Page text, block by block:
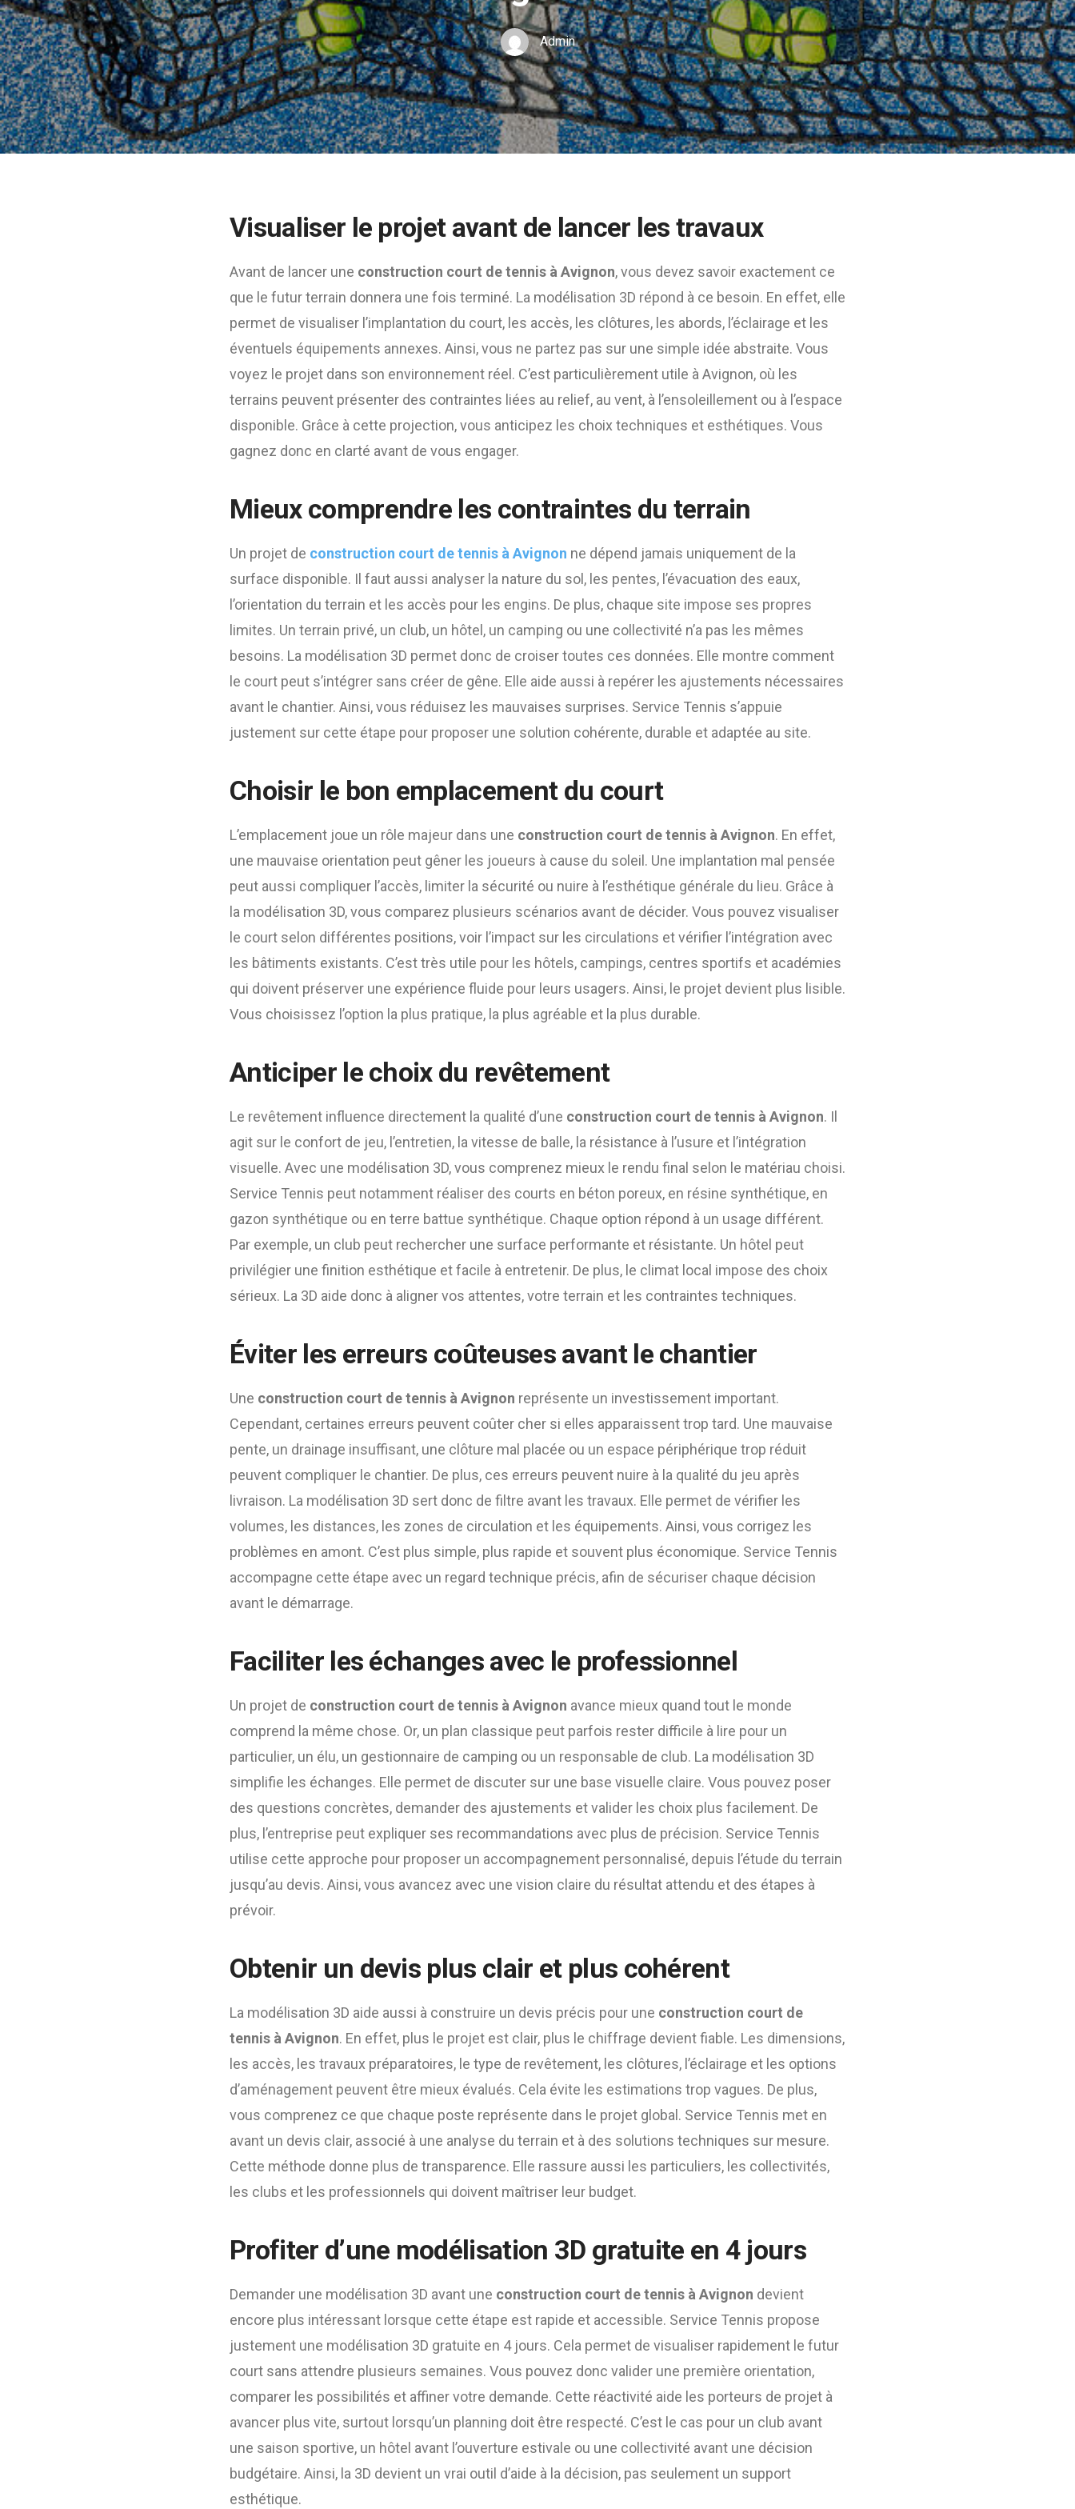
Admin
Visualiser le projet avant de lancer les travaux
Avant de lancer une construction court de tennis à Avignon, vous devez savoir exactement ce
que le futur terrain donnera une fois terminé. La modélisation 3D répond à ce besoin. En effet, elle
permet de visualiser l’implantation du court, les accès, les clôtures, les abords, l’éclairage et les
éventuels équipements annexes. Ainsi, vous ne partez pas sur une simple idée abstraite. Vous
voyez le projet dans son environnement réel. C’est particulièrement utile à Avignon, où les
terrains peuvent présenter des contraintes liées au relief, au vent, à l’ensoleillement ou à l’espace
disponible. Grâce à cette projection, vous anticipez les choix techniques et esthétiques. Vous
gagnez donc en clarté avant de vous engager.
Mieux comprendre les contraintes du terrain
Un projet de construction court de tennis à Avignon ne dépend jamais uniquement de la
surface disponible. Il faut aussi analyser la nature du sol, les pentes, l’évacuation des eaux,
l’orientation du terrain et les accès pour les engins. De plus, chaque site impose ses propres
limites. Un terrain privé, un club, un hôtel, un camping ou une collectivité n’a pas les mêmes
besoins. La modélisation 3D permet donc de croiser toutes ces données. Elle montre comment
le court peut s’intégrer sans créer de gêne. Elle aide aussi à repérer les ajustements nécessaires
avant le chantier. Ainsi, vous réduisez les mauvaises surprises. Service Tennis s’appuie
justement sur cette étape pour proposer une solution cohérente, durable et adaptée au site.
Choisir le bon emplacement du court
L’emplacement joue un rôle majeur dans une construction court de tennis à Avignon. En effet,
une mauvaise orientation peut gêner les joueurs à cause du soleil. Une implantation mal pensée
peut aussi compliquer l’accès, limiter la sécurité ou nuire à l’esthétique générale du lieu. Grâce à
la modélisation 3D, vous comparez plusieurs scénarios avant de décider. Vous pouvez visualiser
le court selon différentes positions, voir l’impact sur les circulations et vérifier l’intégration avec
les bâtiments existants. C’est très utile pour les hôtels, campings, centres sportifs et académies
qui doivent préserver une expérience fluide pour leurs usagers. Ainsi, le projet devient plus lisible.
Vous choisissez l’option la plus pratique, la plus agréable et la plus durable.
Anticiper le choix du revêtement
Le revêtement influence directement la qualité d’une construction court de tennis à Avignon. Il
agit sur le confort de jeu, l’entretien, la vitesse de balle, la résistance à l’usure et l’intégration
visuelle. Avec une modélisation 3D, vous comprenez mieux le rendu final selon le matériau choisi.
Service Tennis peut notamment réaliser des courts en béton poreux, en résine synthétique, en
gazon synthétique ou en terre battue synthétique. Chaque option répond à un usage différent.
Par exemple, un club peut rechercher une surface performante et résistante. Un hôtel peut
privilégier une finition esthétique et facile à entretenir. De plus, le climat local impose des choix
sérieux. La 3D aide donc à aligner vos attentes, votre terrain et les contraintes techniques.
Éviter les erreurs coûteuses avant le chantier
Une construction court de tennis à Avignon représente un investissement important.
Cependant, certaines erreurs peuvent coûter cher si elles apparaissent trop tard. Une mauvaise
pente, un drainage insuffisant, une clôture mal placée ou un espace périphérique trop réduit
peuvent compliquer le chantier. De plus, ces erreurs peuvent nuire à la qualité du jeu après
livraison. La modélisation 3D sert donc de filtre avant les travaux. Elle permet de vérifier les
volumes, les distances, les zones de circulation et les équipements. Ainsi, vous corrigez les
problèmes en amont. C’est plus simple, plus rapide et souvent plus économique. Service Tennis
accompagne cette étape avec un regard technique précis, afin de sécuriser chaque décision
avant le démarrage.
Faciliter les échanges avec le professionnel
Un projet de construction court de tennis à Avignon avance mieux quand tout le monde
comprend la même chose. Or, un plan classique peut parfois rester difficile à lire pour un
particulier, un élu, un gestionnaire de camping ou un responsable de club. La modélisation 3D
simplifie les échanges. Elle permet de discuter sur une base visuelle claire. Vous pouvez poser
des questions concrètes, demander des ajustements et valider les choix plus facilement. De
plus, l’entreprise peut expliquer ses recommandations avec plus de précision. Service Tennis
utilise cette approche pour proposer un accompagnement personnalisé, depuis l’étude du terrain
jusqu’au devis. Ainsi, vous avancez avec une vision claire du résultat attendu et des étapes à
prévoir.
Obtenir un devis plus clair et plus cohérent
La modélisation 3D aide aussi à construire un devis précis pour une construction court de
tennis à Avignon. En effet, plus le projet est clair, plus le chiffrage devient fiable. Les dimensions,
les accès, les travaux préparatoires, le type de revêtement, les clôtures, l’éclairage et les options
d’aménagement peuvent être mieux évalués. Cela évite les estimations trop vagues. De plus,
vous comprenez ce que chaque poste représente dans le projet global. Service Tennis met en
avant un devis clair, associé à une analyse du terrain et à des solutions techniques sur mesure.
Cette méthode donne plus de transparence. Elle rassure aussi les particuliers, les collectivités,
les clubs et les professionnels qui doivent maîtriser leur budget.
Profiter d’une modélisation 3D gratuite en 4 jours
Demander une modélisation 3D avant une construction court de tennis à Avignon devient
encore plus intéressant lorsque cette étape est rapide et accessible. Service Tennis propose
justement une modélisation 3D gratuite en 4 jours. Cela permet de visualiser rapidement le futur
court sans attendre plusieurs semaines. Vous pouvez donc valider une première orientation,
comparer les possibilités et affiner votre demande. Cette réactivité aide les porteurs de projet à
avancer plus vite, surtout lorsqu’un planning doit être respecté. C’est le cas pour un club avant
une saison sportive, un hôtel avant l’ouverture estivale ou une collectivité avant une décision
budgétaire. Ainsi, la 3D devient un vrai outil d’aide à la décision, pas seulement un support
esthétique.